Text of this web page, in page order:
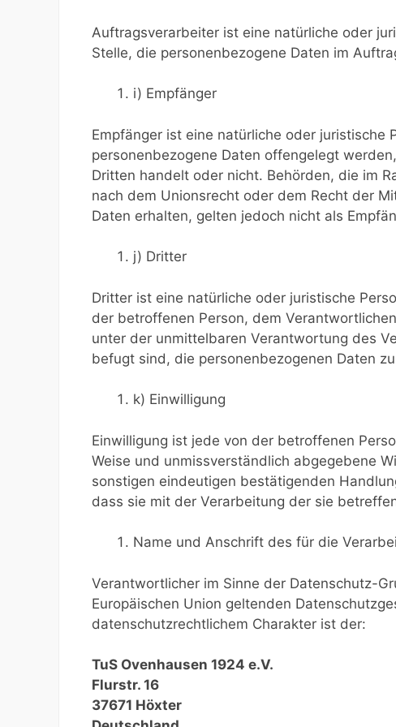
Auftragsverarbeiter ist eine natürliche oder
Stelle, die personenbezogene Daten im
i) Empfänger
Empfänger ist eine natürliche oder juristische
personenbezogene Daten offengelegt
Dritten handelt oder nicht. Behörden, die im
nach dem Unionsrecht oder dem Recht der
Daten erhalten, gelten jedoch nicht als
j) Dritter
Dritter ist eine natürliche oder juristische
der betroffenen Person, dem
unter der unmittelbaren Verantwortung des
befugt sind, die personenbezogenen Daten
k) Einwilligung
Einwilligung ist jede von der betroffenen
Weise und unmissverständlich abgegebene
sonstigen eindeutigen bestätigenden
dass sie mit der Verarbeitung der sie
Name und Anschrift des für die
Verantwortlicher im Sinne der Datenschutz-
Europäischen Union geltenden
datenschutzrechtlichem Charakter ist der:
TuS Ovenhausen 1924 e.V.
Flurstr. 16
37671 Höxter